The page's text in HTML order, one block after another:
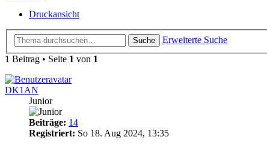
Druckansicht
Suche
Erweiterte Suche
1 Beitrag • Seite 1 von 1
DK1AN
Junior
Beiträge: 14
Registriert: So 18. Aug 2024, 13:35